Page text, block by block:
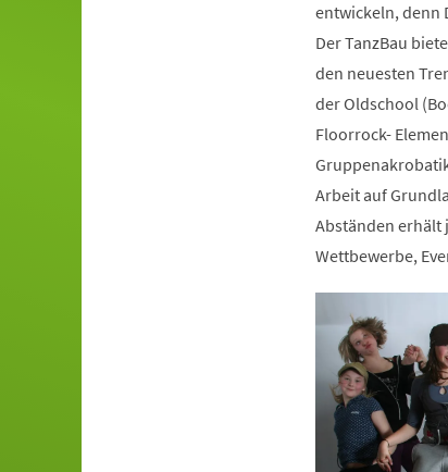
entwickeln, denn
Der TanzBau
den neuesten
der Oldschool
Floorrock-
Arbeit auf
Abständen erhält
Wettbewerbe,